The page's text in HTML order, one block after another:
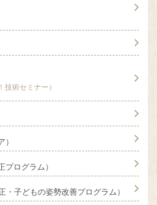
技術セミナー）
ログラム）
・子どもの姿勢改善プログラム）